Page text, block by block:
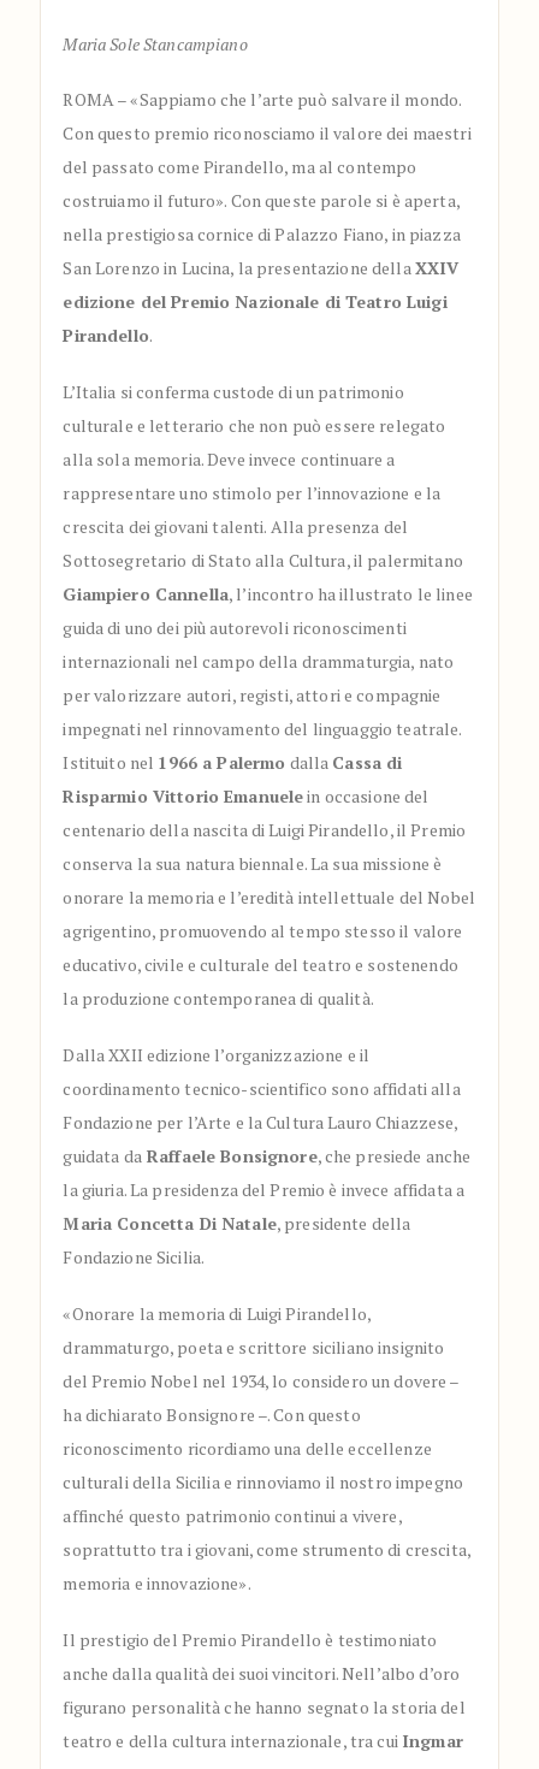
Maria Sole Stancampiano
ROMA – «Sappiamo che l’arte può salvare il mondo.
Con questo premio riconosciamo il valore dei maestri
del passato come Pirandello, ma al contempo
costruiamo il futuro». Con queste parole si è aperta,
nella prestigiosa cornice di Palazzo Fiano, in piazza
San Lorenzo in Lucina, la presentazione dellaXXIV
edizione del Premio Nazionale di Teatro Luigi
Pirandello.
L’Italia si conferma custode di un patrimonio
culturale e letterario che non può essere relegato
alla sola memoria. Deve invece continuare a
rappresentare uno stimolo per l’innovazione e la
crescita dei giovani talenti. Alla presenza del
Sottosegretario di Stato alla Cultura, il palermitano
Giampiero Cannella, l’incontro ha illustrato le linee
guida di uno dei più autorevoli riconoscimenti
internazionali nel campo della drammaturgia, nato
per valorizzare autori, registi, attori e compagnie
impegnati nel rinnovamento del linguaggio teatrale.
Istituito nel 1966 a Palermo dalla Cassa di
Risparmio Vittorio Emanuelein occasione del
centenario della nascita di Luigi Pirandello, il Premio
conserva la sua natura biennale. La sua missione è
onorare la memoria e l’eredità intellettuale del Nobel
agrigentino, promuovendo al tempo stesso il valore
educativo, civile e culturale del teatro e sostenendo
la produzione contemporanea di qualità.
Dalla XXII edizione l’organizzazione e il
coordinamento tecnico-scientifico sono affidati alla
Fondazione per l’Arte e la Cultura Lauro Chiazzese,
guidata daRaffaele Bonsignore, che presiede anche
la giuria. La presidenza del Premio è invece affidata a
Maria Concetta Di Natale, presidente della
Fondazione Sicilia.
«Onorare la memoria di Luigi Pirandello,
drammaturgo, poeta e scrittore siciliano insignito
del Premio Nobel nel 1934, lo considero un dovere –
ha dichiarato Bonsignore –. Con questo
riconoscimento ricordiamo una delle eccellenze
culturali della Sicilia e rinnoviamo il nostro impegno
affinché questo patrimonio continui a vivere,
soprattutto tra i giovani, come strumento di crescita,
memoria e innovazione».
Il prestigio del Premio Pirandello è testimoniato
anche dalla qualità dei suoi vincitori. Nell’albo d’oro
figurano personalità che hanno segnato la storia del
teatro e della cultura internazionale, tra cui Ingmar